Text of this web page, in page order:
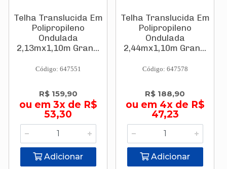
Telha Translucida Em
Polipropileno
Ondulada
2,13mx1,10m Gran...
Código: 647551
R$ 159,90
ou em 3x de R$
53,30
Adicionar
Telha Translucida Em
Polipropileno
Ondulada
2,44mx1,10m Gran...
Código: 647578
R$ 188,90
ou em 4x de R$
47,23
Adicionar